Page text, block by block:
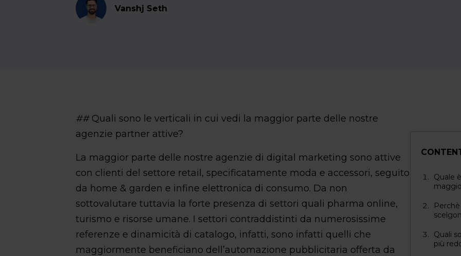
Vanshj Seth
##Quali sono le verticali in cui vedi la maggior parte delle nostre
agenzie partner attive?
La maggior parte delle nostre agenzie di digital marketing sono attive
con clienti del settore retail, specificatamente moda e accessori, seguito
da home & garden e infine elettronica di consumo. Da non
sottovalutare tuttavia la forte presenza di settori quali pharma online,
turismo e risorse umane. I settori contraddistinti da numerosissime
referenze e dinamicità di catalogo, infatti, sono infatti quelli che
maggiormente beneficiano dell’automazione pubblicitaria offerta da
Quale
Quali
più